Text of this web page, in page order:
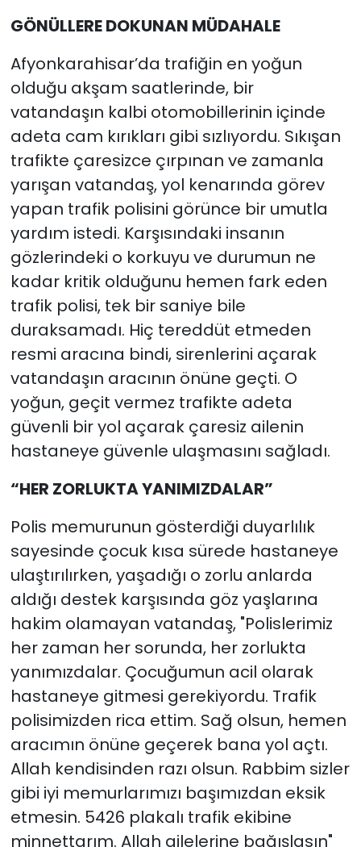
GÖNÜLLERE DOKUNAN MÜDAHALE
Afyonkarahisar’da trafiğin en yoğun
olduğu akşam saatlerinde, bir
vatandaşın kalbi otomobillerinin içinde
adeta cam kırıkları gibi sızlıyordu. Sıkışan
trafikte çaresizce çırpınan ve zamanla
yarışan vatandaş, yol kenarında görev
yapan trafik polisini görünce bir umutla
yardım istedi. Karşısındaki insanın
gözlerindeki o korkuyu ve durumun ne
kadar kritik olduğunu hemen fark eden
trafik polisi, tek bir saniye bile
duraksamadı. Hiç tereddüt etmeden
resmi aracına bindi, sirenlerini açarak
vatandaşın aracının önüne geçti. O
yoğun, geçit vermez trafikte adeta
güvenli bir yol açarak çaresiz ailenin
hastaneye güvenle ulaşmasını sağladı.
“HER ZORLUKTA YANIMIZDALAR”
Polis memurunun gösterdiği duyarlılık
sayesinde çocuk kısa sürede hastaneye
ulaştırılırken, yaşadığı o zorlu anlarda
aldığı destek karşısında göz yaşlarına
hakim olamayan vatandaş, "Polislerimiz
her zaman her sorunda, her zorlukta
yanımızdalar. Çocuğumun acil olarak
hastaneye gitmesi gerekiyordu. Trafik
polisimizden rica ettim. Sağ olsun, hemen
aracımın önüne geçerek bana yol açtı.
Allah kendisinden razı olsun. Rabbim sizler
gibi iyi memurlarımızı başımızdan eksik
etmesin. 5426 plakalı trafik ekibine
minnettarım. Allah ailelerine bağışlasın"